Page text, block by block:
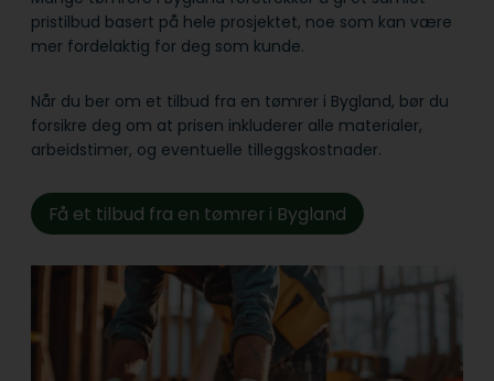
pristilbud basert på hele prosjektet, noe som kan være
mer fordelaktig for deg som kunde.
Når du ber om et tilbud fra en tømrer i Bygland, bør du
forsikre deg om at prisen inkluderer alle materialer,
arbeidstimer, og eventuelle tilleggskostnader.
Få et tilbud fra en tømrer i Bygland